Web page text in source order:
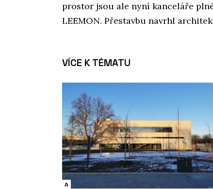
prostor jsou ale nyní kanceláře
LEEMON. Přestavbu navrhl
VÍCE K TÉMATU
A